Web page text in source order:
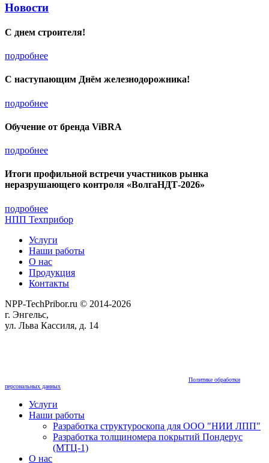
Новости
С днем строителя!
подробнее
С наступающим Днём железнодорожника!
подробнее
Обучение от бренда ViBRA
подробнее
Итоги профильной встречи участников рынка
неразрушающего контроля «ВолгаНДТ-2026»
подробнее
НПП Техприбор
Услуги
Наши работы
О нас
Продукция
Контакты
NPP-TechPribor.ru © 2014-2026
г. Энгельс,
ул. Льва Кассиля, д. 14
Политике обработки
персональных данных
Услуги
Наши работы
Разработка структуроскопа для ООО "НИИ ЛПП"
Разработка толщиномера покрытий Пондерус
(МТЦ-1)
О нас